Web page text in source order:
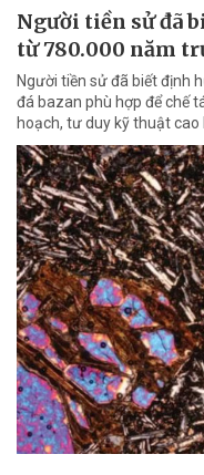
Người tiền sử đã
từ 780.000 năm
Người tiền sử đã biết định
đá bazan phù hợp để chế
hoạch, tư duy kỹ thuật